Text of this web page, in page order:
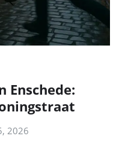
Enschede:
2026